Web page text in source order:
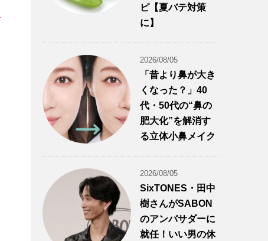
ピ【夏バテ対策
に】
2026/08/05
「昔より鼻が大き
くなった？」40
代・50代の“鼻の
肥大化”を解消す
る立体小鼻メイク
2026/08/05
SixTONES・田中
樹さんがSABON
のアンバサダーに
就任！いい男の休